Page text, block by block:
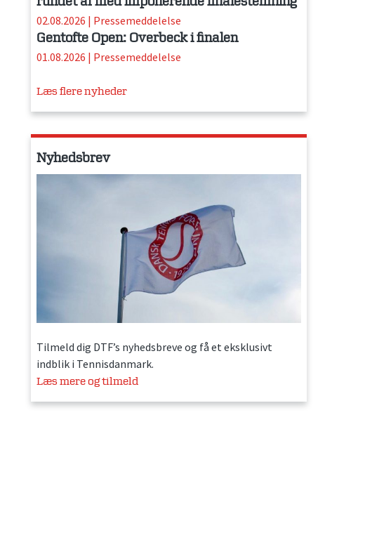
02.08.2026 | Pressemeddelelse
Gentofte Open: Overbeck i finalen
01.08.2026 | Pressemeddelelse
Læs flere nyheder
Nyhedsbrev
Tilmeld dig DTF’s nyhedsbreve og få et eksklusivt
indblik i Tennisdanmark.
Læs mere og tilmeld